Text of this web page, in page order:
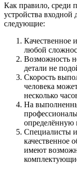
Как правило, среди
устройства
следующие:
Качественное
любой
Возможность
детали не
Скорость
человека
несколько
На
определённую
Специалисты
качественное
имеют